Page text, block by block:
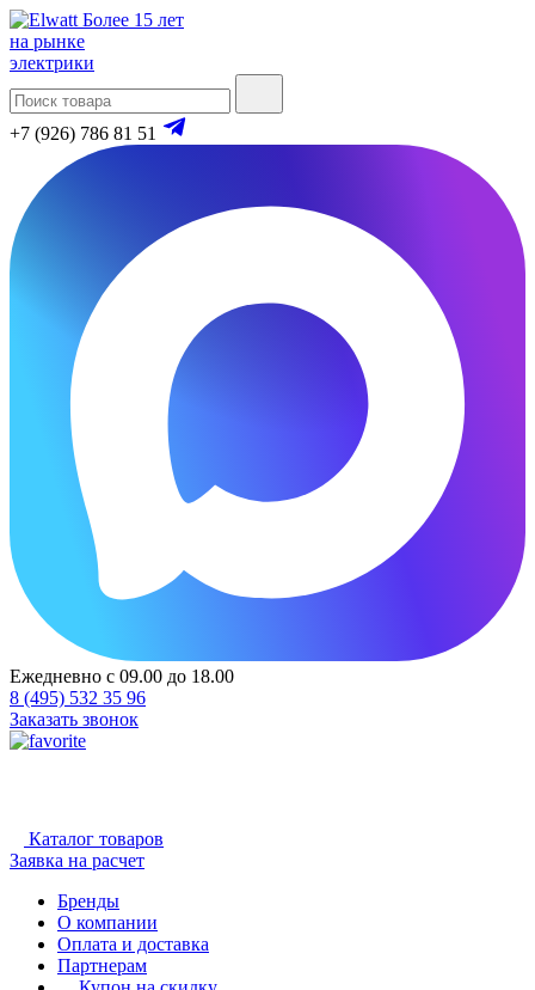
Более 15 лет
на рынке
электрики
+7 (926) 786 81 51
Ежедневно с 09.00 до 18.00
8 (495) 532 35 96
Заказать звонок
Каталог товаров
Заявка на расчет
Бренды
О компании
Оплата и доставка
Партнерам